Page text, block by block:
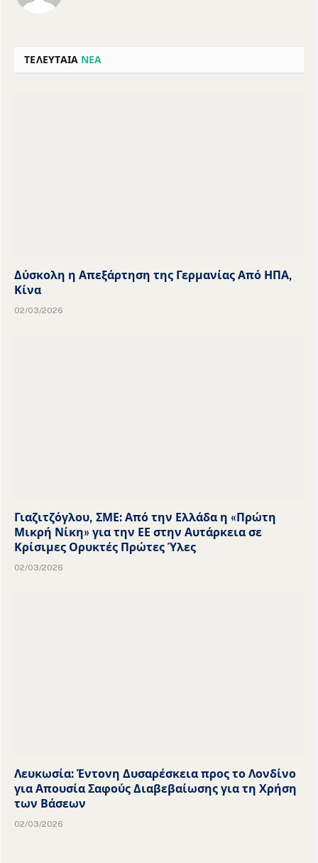
ΤΕΛΕΥΤΑΙΑ ΝΕΑ
Δύσκολη η Απεξάρτηση της Γερμανίας Από ΗΠΑ,
Κίνα
02/03/2026
Γιαζιτζόγλου, ΣΜΕ: Από την Ελλάδα η «Πρώτη
Μικρή Νίκη» για την ΕΕ στην Αυτάρκεια σε
Κρίσιμες Ορυκτές Πρώτες Ύλες
02/03/2026
Λευκωσία: Έντονη Δυσαρέσκεια προς το Λονδίνο
για Απουσία Σαφούς Διαβεβαίωσης για τη Χρήση
των Βάσεων
02/03/2026